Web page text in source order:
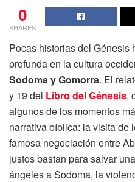
0
SHARES
Pocas historias del Génesis
profunda en la cultura
Sodoma y Gomorra. El
y 19 del Libro del Génesis,
algunos de los momentos
narrativa bíblica: la visita de
famosa negociación entre
justos bastan para salvar
ángeles a Sodoma, la